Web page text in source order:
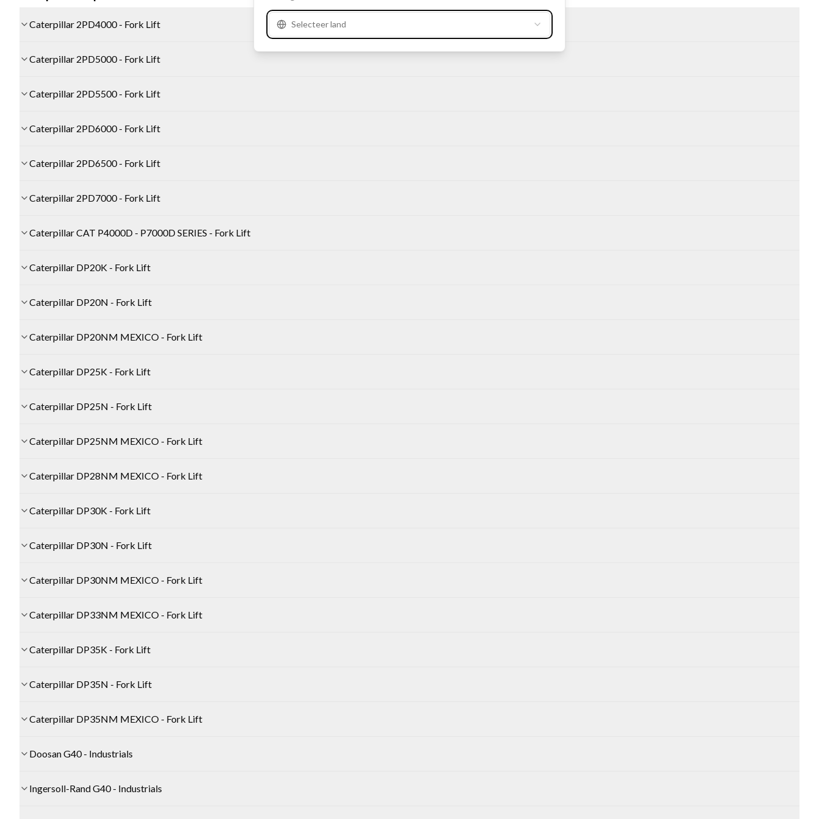
Caterpillar 2PD4000 - Fork Lift
Caterpillar 2PD5000 - Fork Lift
Caterpillar 2PD5500 - Fork Lift
Caterpillar 2PD6000 - Fork Lift
Caterpillar 2PD6500 - Fork Lift
Caterpillar 2PD7000 - Fork Lift
Caterpillar CAT P4000D - P7000D SERIES - Fork Lift
Caterpillar DP20K - Fork Lift
Caterpillar DP20N - Fork Lift
Caterpillar DP20NM MEXICO - Fork Lift
Caterpillar DP25K - Fork Lift
Caterpillar DP25N - Fork Lift
Caterpillar DP25NM MEXICO - Fork Lift
Caterpillar DP28NM MEXICO - Fork Lift
Caterpillar DP30K - Fork Lift
Caterpillar DP30N - Fork Lift
Caterpillar DP30NM MEXICO - Fork Lift
Caterpillar DP33NM MEXICO - Fork Lift
Caterpillar DP35K - Fork Lift
Caterpillar DP35N - Fork Lift
Caterpillar DP35NM MEXICO - Fork Lift
Doosan G40 - Industrials
Ingersoll-Rand G40 - Industrials
Selecteer land